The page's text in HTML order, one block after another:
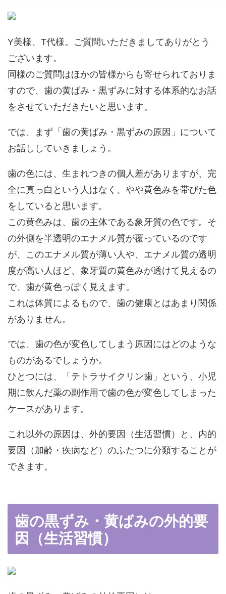
Y美様、T代様。ご質問いただきましてありがとう
ございます。
同様のご質問はほかの皆様からも寄せられておりま
すので、歯の黄ばみ・黒ずみに対する体系的なお話
をさせていただきたいと思います。
では、まず「歯の黄ばみ・黒ずみの原因」について
お話ししていきましょう。
歯の色には、生まれつきの個人差がありますが、完
全に真っ白という人はなく、やや黄色みを帯びた色
をしていると思います。
この黄色みは、歯の主体である象牙質の色です。そ
の外側を半透明のエナメル質が覆っているのです
が、このエナメル質が薄い人や、エナメル質の透明
度が高い人ほど、象牙質の黄色みが透けて見えるの
で、歯が黄色っぽく見えます。
これは体質によるもので、歯の健康とはあまり関係
がありません。
では、歯の色が変色してしまう原因にはどのような
ものがあるでしょうか。
ひとつには、「テトラサイクリン歯」という、小児
期に飲んだ薬の副作用で歯の色が変色してしまった
ケースがあります。
これ以外の原因は、外的要因（生活習慣）と、内的
要因（加齢・疾病など）のふたつに分類することが
できます。
歯の黒ずみ・黄ばみの外的要
因（生活習慣）